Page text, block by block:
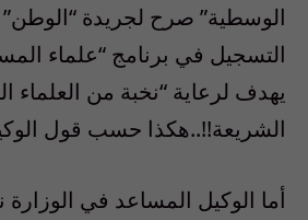
الوسطية” صرح لجريدة “الوطن”
التسجيل في برنامج “علماء
يهدف لرعاية “نخبة من العلماء
الشريعة!!..هكذا حسب قول
أما الوكيل المساعد في الوزارة